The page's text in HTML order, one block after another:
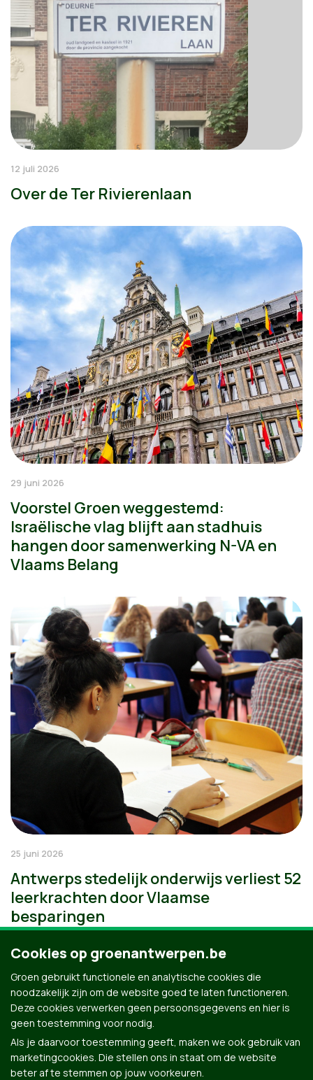
12 juli 2026
Over de Ter Rivierenlaan
29 juni 2026
Voorstel Groen weggestemd:
Israëlische vlag blijft aan stadhuis
hangen door samenwerking N-VA en
Vlaams Belang
25 juni 2026
Antwerps stedelijk onderwijs verliest 52
leerkrachten door Vlaamse
besparingen
Cookies op groenantwerpen.be
Groen gebruikt functionele en analytische cookies die
noodzakelijk zijn om de website goed te laten functioneren.
Deze cookies verwerken geen persoonsgegevens en hier is
geen toestemming voor nodig.
Als je daarvoor toestemming geeft, maken we ook gebruik van
marketingcookies. Die stellen ons in staat om de website
beter af te stemmen op jouw voorkeuren.